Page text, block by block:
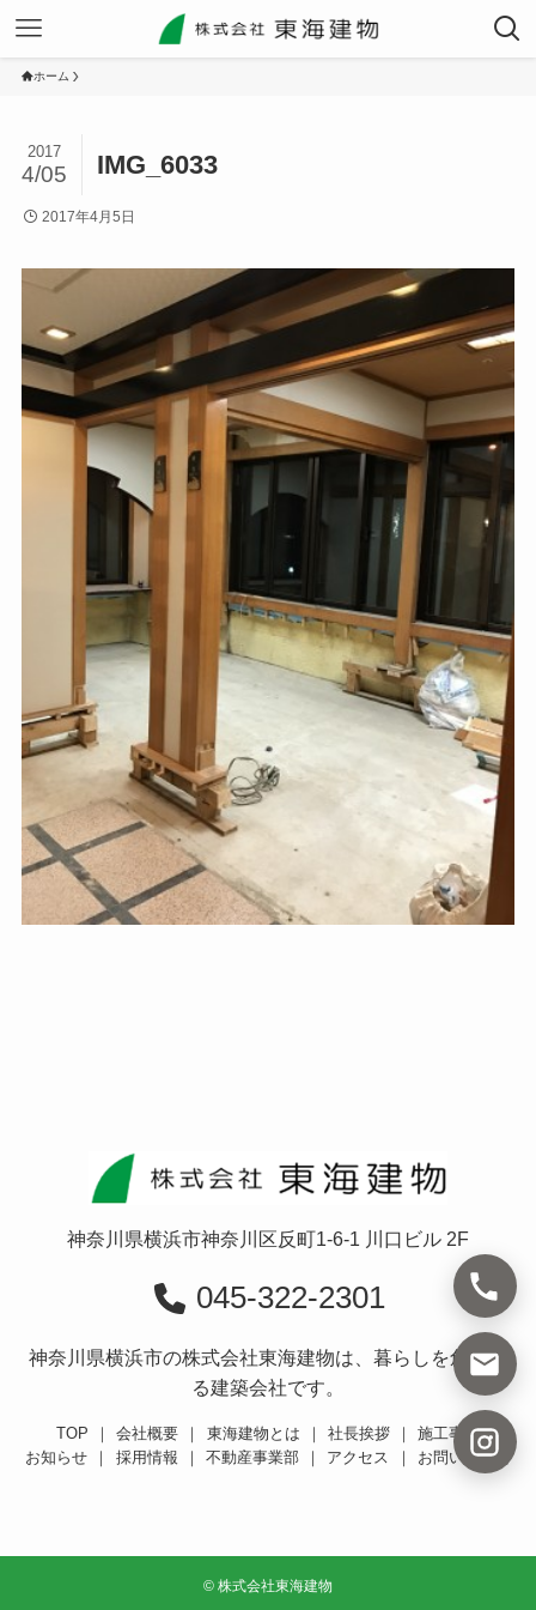
ホーム
IMG_6033
2017
4/05
2017年4月5日
神奈川県横浜市神奈川区反町1-6-1 川口ビル 2F
045-322-2301
神奈川県横浜市の株式会社東海建物は、暮らしを創造す
る建築会社です。
TOP ｜ 会社概要 ｜ 東海建物とは ｜ 社長挨拶 ｜
施工事例
お知らせ
｜ 採用情報 ｜ 不動産事業部 ｜ アクセス ｜ お問い合わせ
© 株式会社東海建物